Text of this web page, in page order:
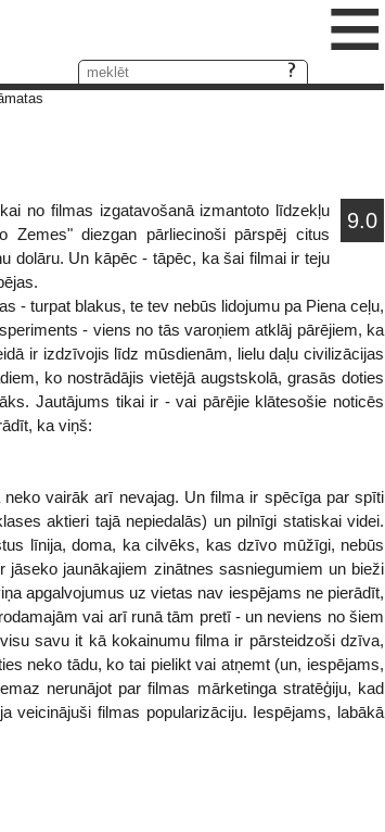
≡
9.0
no filmas izgatavošanā izmantoto līdzekļu
Zemes" diezgan pārliecinoši pārspēj citus
dolāru. Un kāpēc - tāpēc, ka šai filmai ir teju
- turpat blakus, te tev nebūs lidojumu pa Piena ceļu,
- viens no tās varoņiem atklāj pārējiem, ka
ir izdzīvojis līdz mūsdienām, lielu daļu civilizācijas
ko nostrādājis vietējā augstskolā, grasās doties
Jautājums tikai ir - vai pārējie klātesošie noticēs
ka viņš:
vairāk arī nevajag. Un filma ir spēcīga par spīti
aktieri tajā nepiedalās) un pilnīgi statiskai videi.
līnija, doma, ka cilvēks, kas dzīvo mūžīgi, nebūs
jaunākajiem zinātnes sasniegumiem un bieži
apgalvojumus uz vietas nav iespējams ne pierādīt,
vai arī runā tām pretī - un neviens no šiem
savu it kā kokainumu filma ir pārsteidzoši dzīva,
neko tādu, ko tai pielikt vai atņemt (un, iespējams,
nerunājot par filmas mārketinga stratēģiju, kad
veicinājuši filmas popularizāciju. Iespējams, labākā